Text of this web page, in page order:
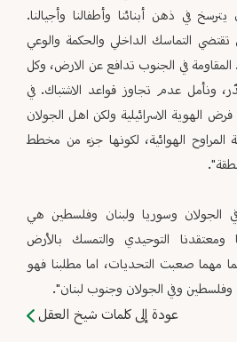
في ذهن أبنائنا وأطفالنا وأجيالنا.
التماسك الداخلي والحكمة والوعي
المقاومة في الجنوب تدافع عن الارض، وكل
ونأمل عدم تجاوز قواعد الاشتباك. في
فرض الهوية الاسرائيلية ولكن اهل الجولان
المراوح الهوائية، لكونها جزء من مخطط
الجولان وسوريا ولبنان وفلسطين هي
ومعتقدنا التوحيدي والتمسك بالأرض
مهما صعبت التحديات، اما مطلبنا فهو
وفي الجولان وجنوب لبنان".
عودة إلى كلمات شيخ العقل